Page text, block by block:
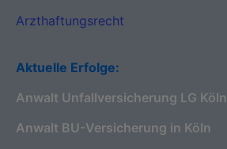
Arzthaftungsrecht
Aktuelle Erfolge:
Anwalt Unfallversicherung LG Köln
Anwalt BU-Versicherung in Köln